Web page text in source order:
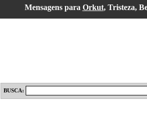
Mensagens para Orkut, Tristeza,
BUSCA: